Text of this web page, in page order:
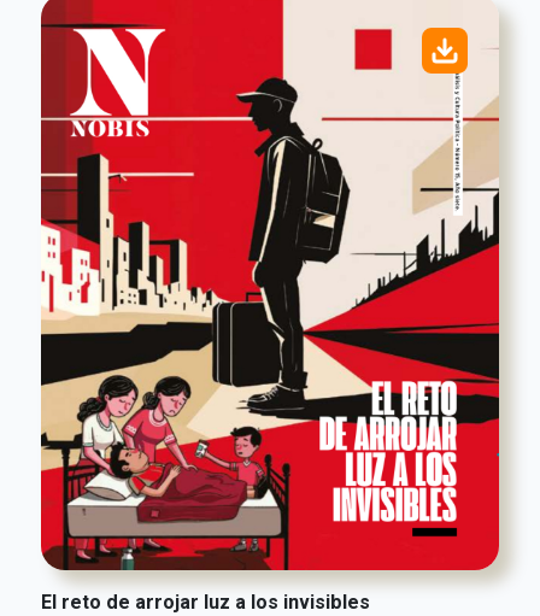
El reto de arrojar luz a los invisibles